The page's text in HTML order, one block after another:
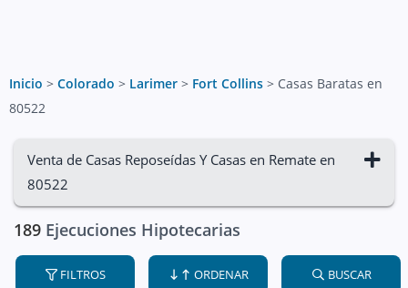
Inicio > Colorado > Larimer > Fort Collins > Casas Baratas en
80522
Venta de Casas Reposeídas Y Casas en Remate en
80522
189 Ejecuciones Hipotecarias
FILTROS ORDENAR BUSCAR